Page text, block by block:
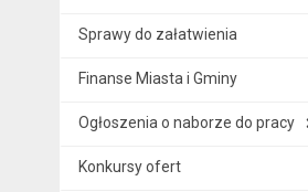
Sprawy do załatwienia
Finanse Miasta i Gminy
Ogłoszenia o naborze do pracy
Konkursy ofert